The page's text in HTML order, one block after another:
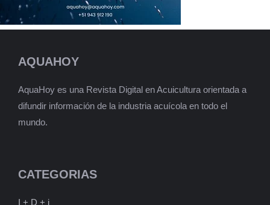
AQUAHOY
AquaHoy es una Revista Digital en Acuicultura orientada a
difundir información de la industria acuícola en todo el
mundo.
CATEGORIAS
I + D + i